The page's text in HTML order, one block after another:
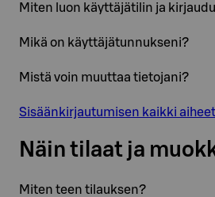
Miten luon käyttäjätilin ja
Mikä on käyttäjätunnukseni?
Mistä voin muuttaa tietojani?
Sisäänkirjautumisen kaikki
Näin tilaat ja
Miten teen tilauksen?